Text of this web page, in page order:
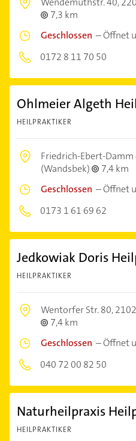
7,3 km
Geschlossen –Öffnet
0172 8 11 70 50
Ohlmeier Algeth
HEILPRAKTIKER
Friedrich-Ebert-Damm
(Wandsbek)
7,4 km
Geschlossen –Öffnet
0173 1 61 69 62
Jedkowiak Doris
HEILPRAKTIKER
Wentorfer Str. 80,
7,4 km
Geschlossen –Öffnet
040 72 00 82 50
Naturheilpraxis
HEILPRAKTIKER